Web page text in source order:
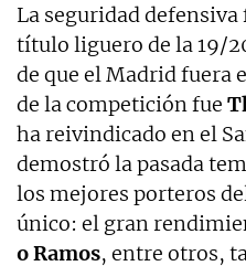
La seguridad defensiva
título liguero de la 19/
de que el Madrid fuera
de la competición fue
ha reivindicado en el
demostró la pasada
los mejores porteros
único: el gran
o Ramos, entre otros,